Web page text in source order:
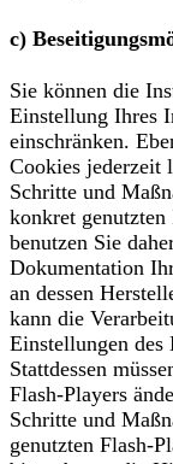
c)
Sie können die
Einstellung Ihres
einschränken.
Cookies jederzeit
Schritte und
konkret
benutzen Sie
Dokumentation
an dessen
kann die
Einstellungen des
Stattdessen
Flash-Players
Schritte und
genutzten Flash-